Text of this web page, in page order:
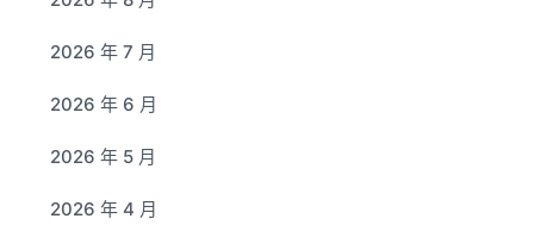
2026 年 7 月
2026 年 6 月
2026 年 5 月
2026 年 4 月